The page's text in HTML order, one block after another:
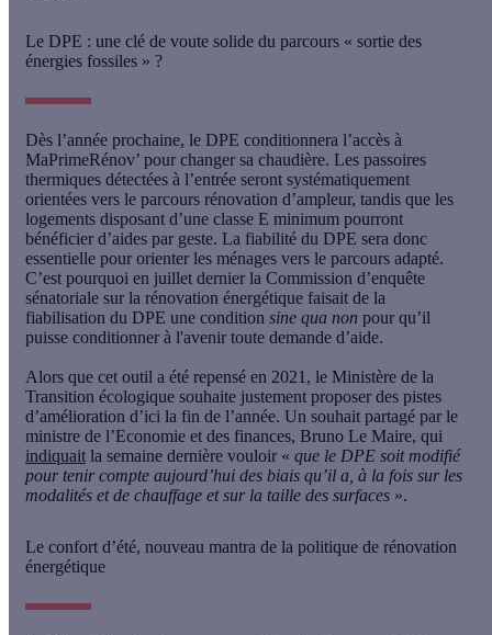
Le DPE : une clé de voute solide du parcours « sortie des
énergies fossiles » ?
Dès l’année prochaine, le DPE conditionnera l’accès à
MaPrimeRénov’ pour changer sa chaudière. Les passoires
thermiques détectées à l’entrée seront systématiquement
orientées vers le parcours rénovation d’ampleur, tandis que les
logements disposant d’une classe E minimum pourront
bénéficier d’aides par geste. La fiabilité du DPE sera donc
essentielle pour orienter les ménages vers le parcours adapté.
C’est pourquoi en juillet dernier la Commission d’enquête
sénatoriale sur la rénovation énergétique faisait de la
fiabilisation du DPE une condition sine qua non pour qu’il
puisse conditionner à l'avenir toute demande d’aide.
Alors que cet outil a été repensé en 2021, le Ministère de la
Transition écologique souhaite justement proposer des pistes
d’amélioration d’ici la fin de l’année. Un souhait partagé par le
ministre de l’Economie et des finances, Bruno Le Maire, qui
indiquait la semaine dernière vouloir « que le DPE soit modifié
pour tenir compte aujourd’hui des biais qu’il a, à la fois sur les
modalités et de chauffage et sur la taille des surfaces ».
Le confort d’été, nouveau mantra de la politique de rénovation
énergétique